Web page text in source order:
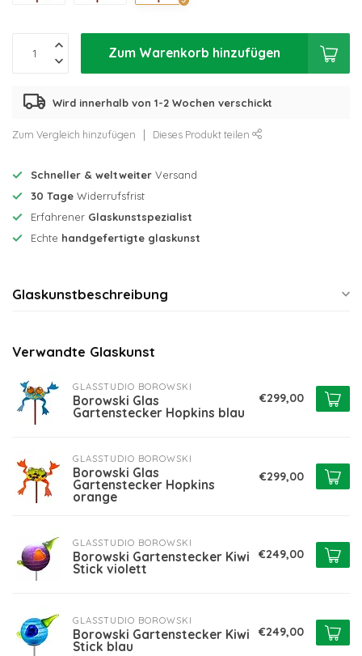
Zum Warenkorb hinzufügen
Wird innerhalb von 1-2 Wochen verschickt
Zum Vergleich hinzufügen Dieses Produkt teilen
Schneller & weltweiter Versand
30 Tage Widerrufsfrist
Erfahrener Glaskunstspezialist
Echte handgefertigte glaskunst
Glaskunstbeschreibung
Verwandte Glaskunst
GLASSTUDIO BOROWSKI
Borowski Glas
Gartenstecker Hopkins blau
€299,00
GLASSTUDIO BOROWSKI
Borowski Glas
Gartenstecker Hopkins
orange
€299,00
GLASSTUDIO BOROWSKI
Borowski Gartenstecker Kiwi
Stick violett
€249,00
GLASSTUDIO BOROWSKI
Borowski Gartenstecker Kiwi
Stick blau
€249,00